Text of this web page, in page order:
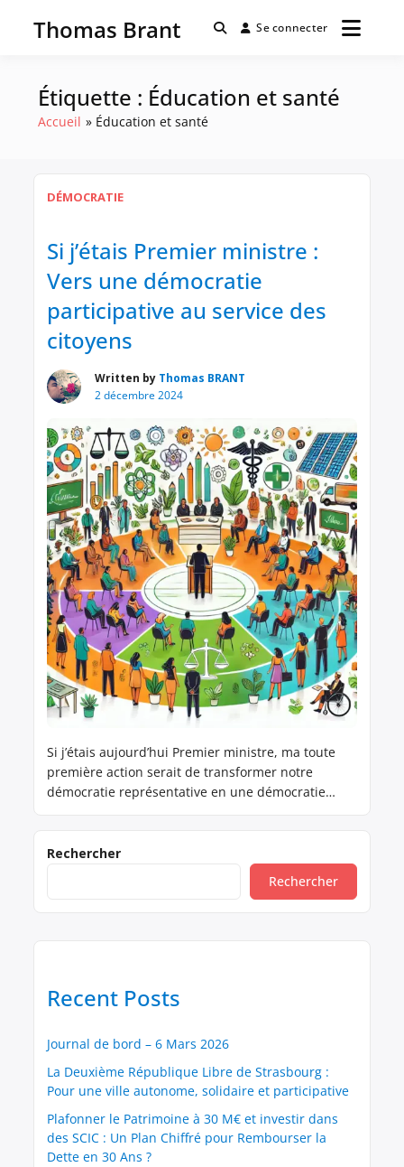
Thomas Brant Se connecter
Étiquette : Éducation et santé
Accueil Éducation et santé
DÉMOCRATIE
Si j’étais Premier ministre :
Vers une démocratie
participative au service des
citoyens
Written by Thomas BRANT
2 décembre 2024
Si j’étais aujourd’hui Premier ministre, ma toute
première action serait de transformer notre
démocratie représentative en une démocratie
chaque député d’organiser, dans sa
circonscription, une assemblée citoyenne sous
forme de forum ouvert. L’objectif serait de créer
Rechercher
Rechercher
Recent Posts
Journal de bord – 6 Mars 2026
La Deuxième République Libre de Strasbourg :
Pour une ville autonome, solidaire et participative
Plafonner le Patrimoine à 30 M€ et investir dans
des SCIC : Un Plan Chiffré pour Rembourser la
Dette en 30 Ans ?